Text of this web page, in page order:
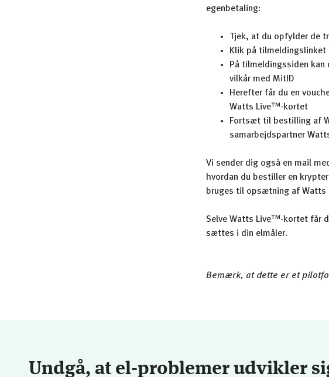
egenbetaling:
Tjek, at du opfylder de
Klik på
På tilmeldingssiden
vilkår med MitID
Herefter får du en
Watts Live™-kortet
Fortsæt til bestilling af
samarbejdspartner
Vi sender dig også en mail
hvordan du bestiller en
bruges til opsætning af
Selve Watts Live™-kortet får
sættes i din elmåler.
Bemærk, at dette er et
Undgå, at el-problemer udvikler